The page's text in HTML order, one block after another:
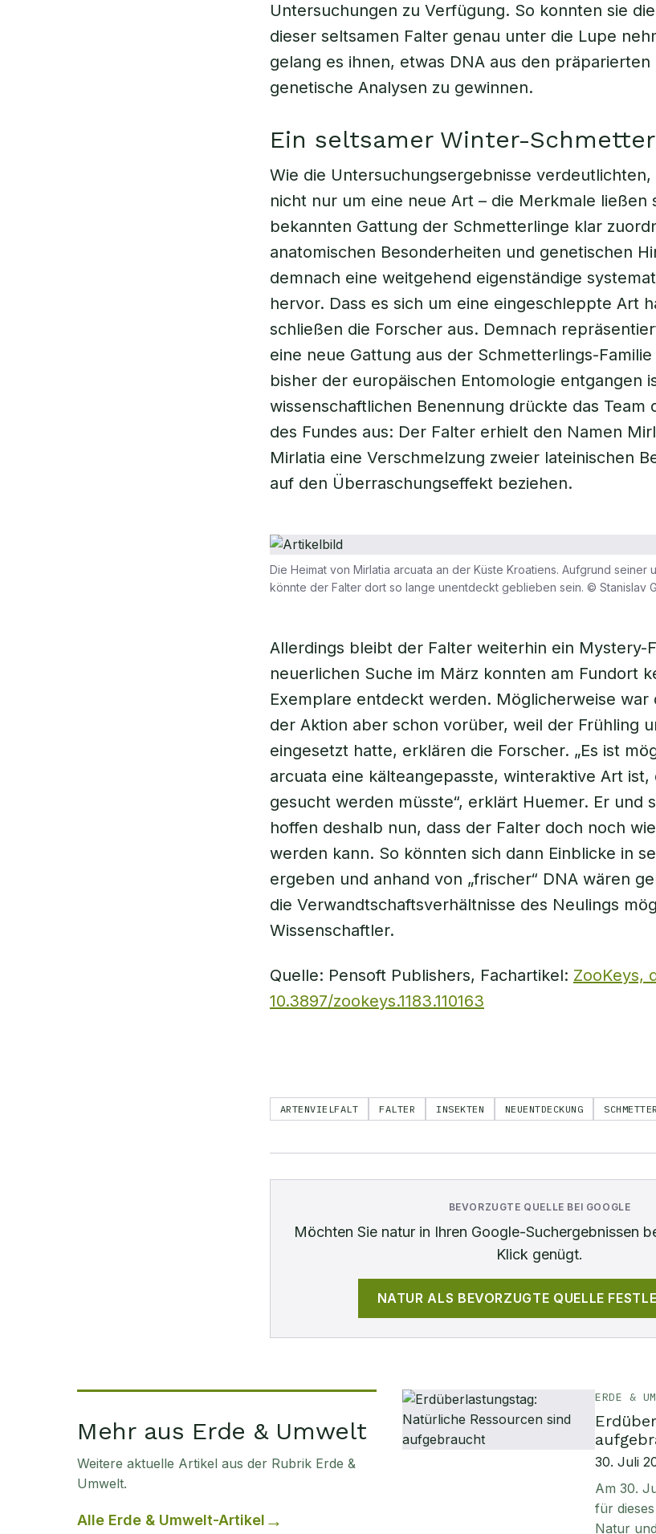
Untersuchungen zu Verfügung. So konnten sie
dieser seltsamen Falter genau unter die Lupe
gelang es ihnen, etwas DNA aus den
genetische Analysen zu gewinnen.
Ein seltsamer Winter-
Wie die Untersuchungsergebnisse verdeutlichten,
nicht nur um eine neue Art – die Merkmale ließen
bekannten Gattung der Schmetterlinge klar
anatomischen Besonderheiten und genetischen
demnach eine weitgehend eigenständige
hervor. Dass es sich um eine eingeschleppte Art
schließen die Forscher aus. Demnach
eine neue Gattung aus der Schmetterlings-
bisher der europäischen Entomologie entgangen
wissenschaftlichen Benennung drückte das Team
des Fundes aus: Der Falter erhielt den Namen
Mirlatia eine Verschmelzung zweier lateinischen
auf den Überraschungseffekt beziehen.
Die Heimat von Mirlatia arcuata an der Küste Kroatiens. Aufgrund seiner
könnte der Falter dort so lange unentdeckt geblieben sein. © Stanislav
Allerdings bleibt der Falter weiterhin ein Mystery-
neuerlichen Suche im März konnten am Fundort
Exemplare entdeckt werden. Möglicherweise war
der Aktion aber schon vorüber, weil der Frühling
eingesetzt hatte, erklären die Forscher. „Es ist
arcuata eine kälteangepasste, winteraktive Art
gesucht werden müsste“, erklärt Huemer. Er und
hoffen deshalb nun, dass der Falter doch noch
werden kann. So könnten sich dann Einblicke in
ergeben und anhand von „frischer“ DNA wären
die Verwandtschaftsverhältnisse des Neulings
Wissenschaftler.
Quelle: Pensoft Publishers, Fachartikel: ZooKeys,
10.3897/zookeys.1183.110163
ARTENVIELFALT FALTER INSEKTEN NEUENTDECKUNG
BEVORZUGTE QUELLE BEI GOOGLE
Möchten Sie naturin Ihren Google-Suchergebnissen
Klick genügt.
NATUR ALS BEVORZUGTE QUELLE
Mehr aus Erde & Umwelt
Weitere aktuelle Artikel aus der Rubrik Erde &
Umwelt.
Alle Erde & Umwelt-Artikel
ERDE &
30. Juli
Am 30.
für
Natur